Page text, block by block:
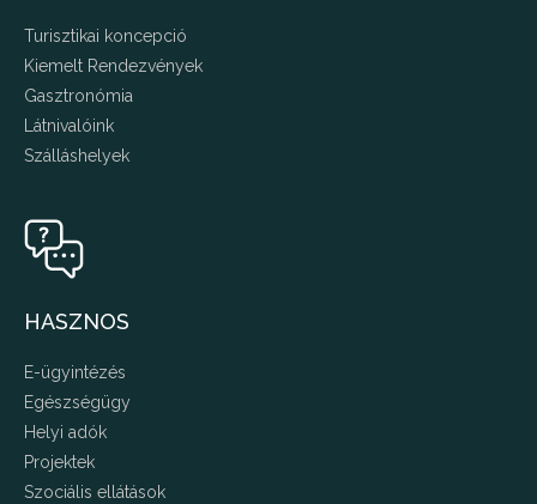
Turisztikai koncepció
Kiemelt Rendezvények
Gasztronómia
Látnivalóink
Szálláshelyek
HASZNOS
E-ügyintézés
Egészségügy
Helyi adók
Projektek
Szociális ellátások